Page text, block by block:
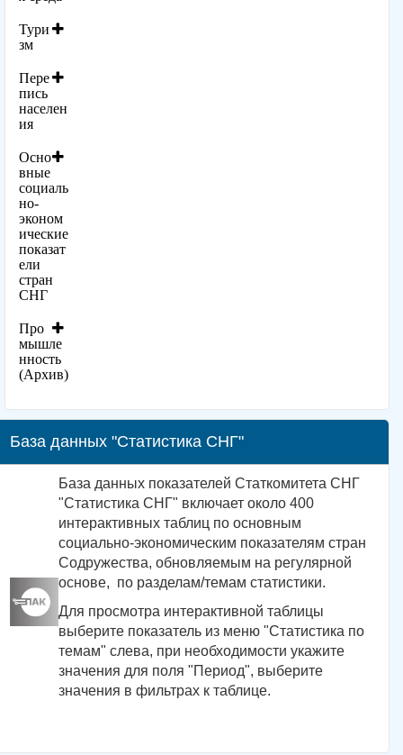
Тури
зм
Пере
пись
населен
ия
Осно
вные
социаль
но-
эконом
ические
показат
ели
стран
СНГ
Про
мышле
нность
(Архив)
База данных "Статистика СНГ"
База данных показателей Статкомитета СНГ
"Статистика СНГ" включает около 400
интерактивных таблиц по основным
социально-экономическим показателям стран
Содружества, обновляемым на регулярной
основе, по разделам/темам статистики.
Для просмотра интерактивной таблицы
выберите показатель из меню "Статистика по
темам" слева, при необходимости укажите
значения для поля "Период", выберите
значения в фильтрах к таблице.